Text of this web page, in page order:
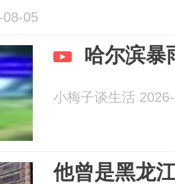
05
哈尔滨暴
小梅子谈生活
他曾是黑龙